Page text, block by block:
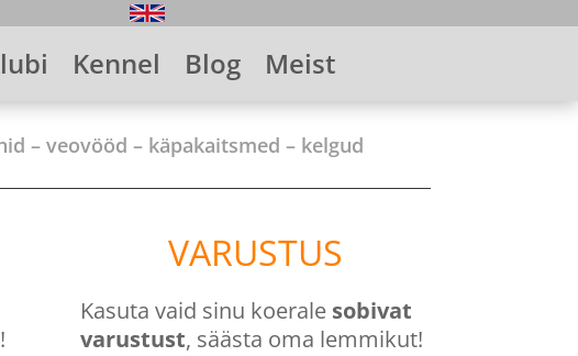
Kennel Blog Meist
– veovööd – käpakaitsmed – kelgud
VARUSTUS
Kasuta vaid sinu koerale sobivat
varustust, säästa oma lemmikut!